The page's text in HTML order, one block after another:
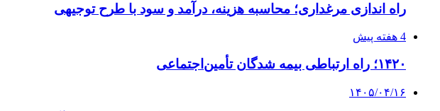
راه اندازی مرغداری؛ محاسبه هزینه، درآمد و سود با طرح توجیهی
4 هفته پیش
۱۴۲۰؛ راه ارتباطی بیمه شدگان تأمین‌اجتماعی
۱۴۰۵/۰۴/۱۶